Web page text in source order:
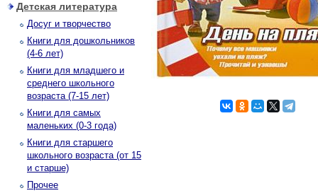
Детская литература
Досуг и творчество
Книги для дошкольников
(4-6 лет)
Книги для младшего и
среднего школьного
возраста (7-15 лет)
Книги для самых
маленьких (0-3 года)
Книги для старшего
школьного возраста (от 15
и старше)
Прочее